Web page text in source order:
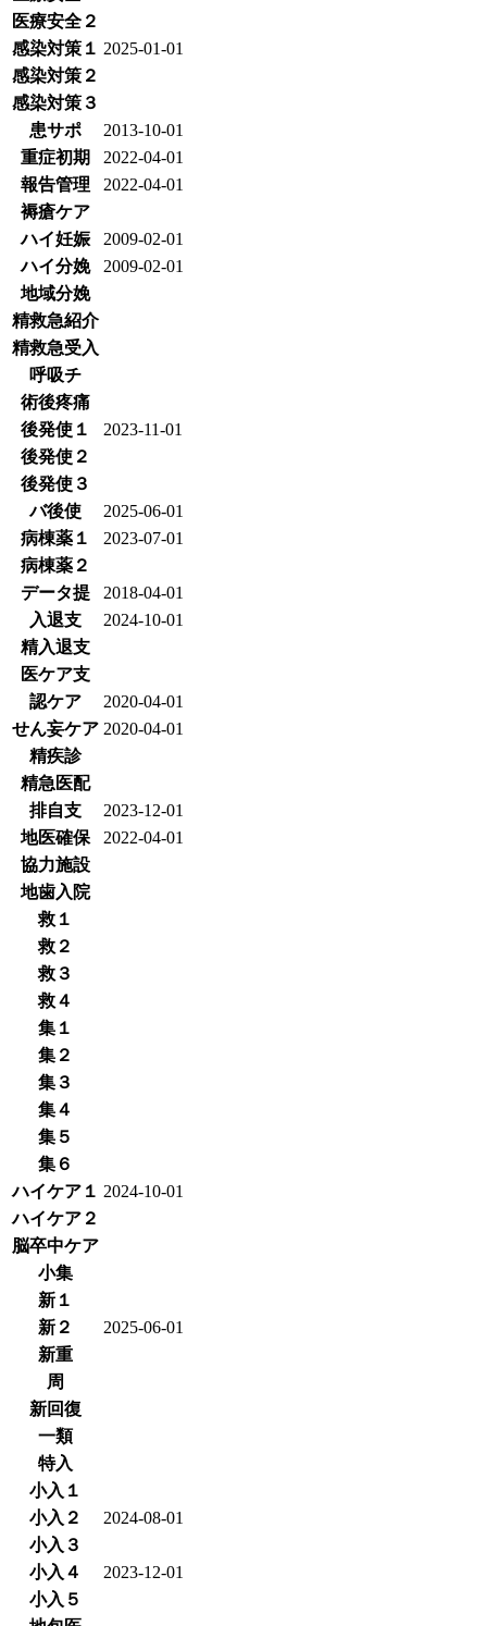
医療安全２
感染対策１ 2025-01-01
感染対策２
感染対策３
患サポ
2013-10-01
重症初期
2022-04-01
報告管理
2022-04-01
褥瘡ケア
ハイ妊娠
2009-02-01
ハイ分娩
2009-02-01
地域分娩
精救急紹介
精救急受入
呼吸チ
術後疼痛
後発使１
2023-11-01
後発使２
後発使３
バ後使
2025-06-01
病棟薬１
2023-07-01
病棟薬２
データ提
2018-04-01
入退支
2024-10-01
精入退支
医ケア支
認ケア
2020-04-01
せん妄ケア 2020-04-01
精疾診
精急医配
排自支
2023-12-01
地医確保
2022-04-01
協力施設
地歯入院
救１
救２
救３
救４
集１
集２
集３
集４
集５
集６
ハイケア１ 2024-10-01
ハイケア２
脳卒中ケア
小集
新１
新２
2025-06-01
新重
周
新回復
一類
特入
小入１
小入２
2024-08-01
小入３
小入４
2023-12-01
小入５